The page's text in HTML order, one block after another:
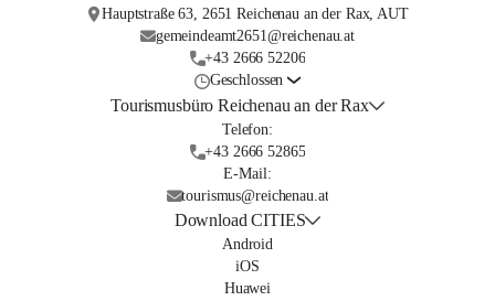
Hauptstraße 63, 2651 Reichenau an der Rax, AUT
gemeindeamt2651@reichenau.at
+43 2666 52206
Geschlossen
Tourismusbüro Reichenau an der Rax
Telefon:
+43 2666 52865
E-Mail:
tourismus@reichenau.at
Download CITIES
Android
iOS
Huawei